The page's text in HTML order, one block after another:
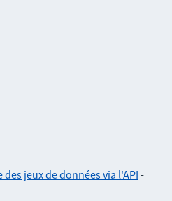
des jeux de données via l'API -